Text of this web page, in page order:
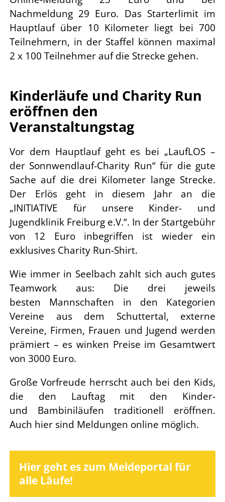
Nachmeldung 29 Euro. Das Starterlimit im
Hauptlauf über 10 Kilometer liegt bei 700
Teilnehmern, in der Staffel können maximal
2 x 100 Teilnehmer auf die Strecke gehen.
Kinderläufe und Charity Run
eröffnen den
Veranstaltungstag
Vor dem Hauptlauf geht es bei „LaufLOS –
der Sonnwendlauf-Charity Run“ für die gute
Sache auf die drei Kilometer lange Strecke.
Der Erlös geht in diesem Jahr an die
„INITIATIVE für unsere Kinder- und
Jugendklinik Freiburg e.V.“. In der Startgebühr
von 12 Euro inbegriffen ist wieder ein
exklusives Charity Run-Shirt.
Wie immer in Seelbach zahlt sich auch gutes
Teamwork aus: Die drei jeweils
besten Mannschaften in den Kategorien
Vereine aus dem Schuttertal, externe
Vereine, Firmen, Frauen und Jugend werden
prämiert – es winken Preise im Gesamtwert
von 3000 Euro.
Große Vorfreude herrscht auch bei den Kids,
die den Lauftag mit den Kinder-
und Bambiniläufen traditionell eröffnen.
Auch hier sind Meldungen online möglich.
Hier geht es zum Meldeportal für
alle Läufe!